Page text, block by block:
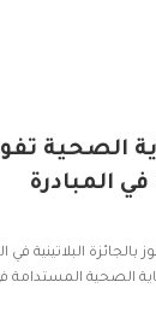
الصحية
في المبادرة
بالجائزة البلاتينية في
الصحية